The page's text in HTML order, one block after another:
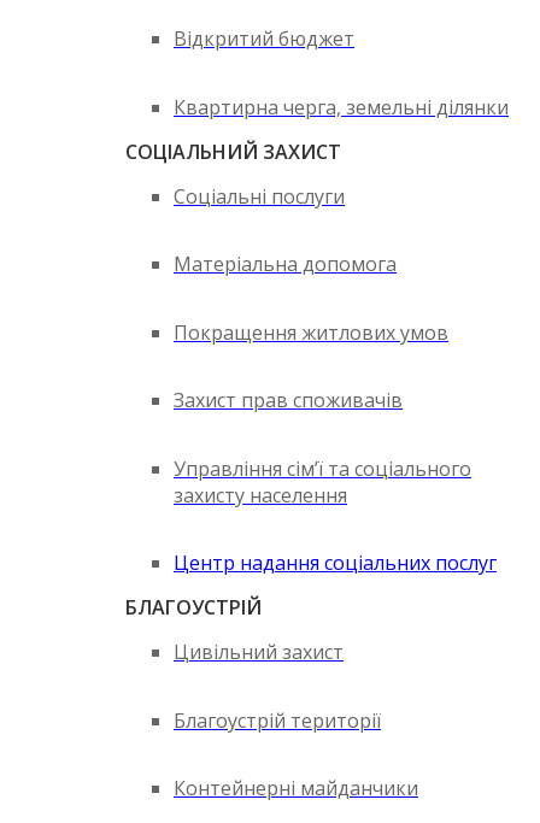
Відкритий бюджет
Квартирна черга, земельні ділянки
СОЦІАЛЬНИЙ ЗАХИСТ
Соціальні послуги
Матеріальна допомога
Покращення житлових умов
Захист прав споживачів
Управління сім’ї та соціального
захисту населення
Центр надання соціальних послуг
БЛАГОУСТРІЙ
Цивільний захист
Благоустрій території
Контейнерні майданчики